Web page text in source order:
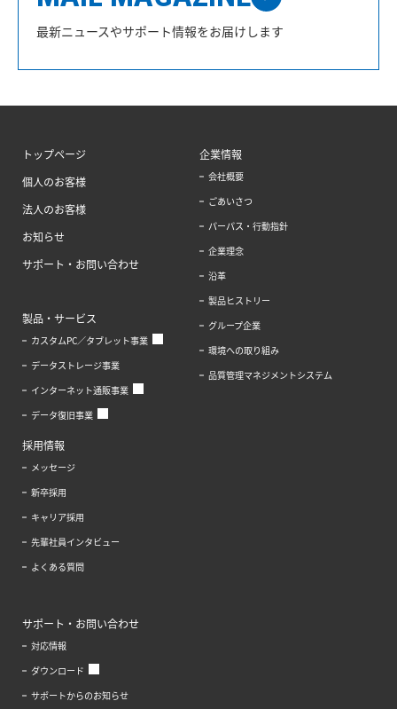
最新ニュースやサポート情報をお届けします
トップページ
個人のお客様
法人のお客様
お知らせ
サポート・お問い合わせ
製品・サービス
カスタムPC／タブレット事業
データストレージ事業
インターネット通販事業
データ復旧事業
企業情報
会社概要
ごあいさつ
パーパス・行動指針
企業理念
沿革
製品ヒストリー
グループ企業
環境への取り組み
品質管理マネジメントシステム
採用情報
メッセージ
新卒採用
キャリア採用
先輩社員インタビュー
よくある質問
サポート・お問い合わせ
対応情報
ダウンロード
サポートからのお知らせ